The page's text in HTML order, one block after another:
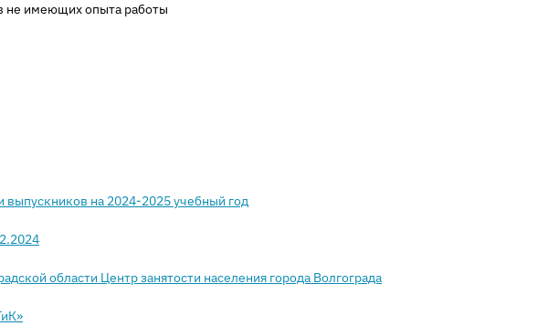
не имеющих опыта работы
выпускников на 2024-2025 учебный год
области Центр занятости населения города Волгограда